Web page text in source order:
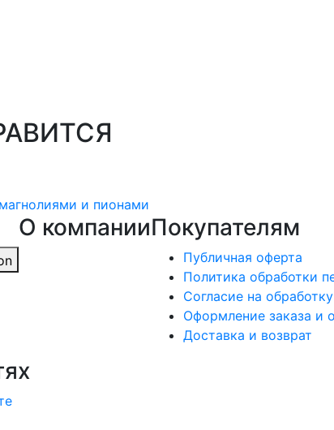
и пионами
О компанииПокупателям
Публичная оферта
Политика обработки
Согласие на
Оформление заказа и
Доставка и возврат